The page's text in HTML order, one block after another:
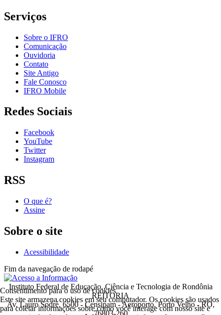
Serviços
Sobre o IFRO
Comunicação
Ouvidoria
Contato
Site Antigo
Fale Conosco
IFRO Mobile
Redes Sociais
Facebook
YouTube
Twitter
Instagram
RSS
O que é?
Assine
Sobre o site
Acessibilidade
Fim da navegação de rodapé
Instituto Federal de Educação, Ciência e Tecnologia de Rondônia
REITORIA
Av. Lauro Sodré, 6500 - Censipam - Aeroporto, Porto Velho - RO,
76803-260
Consentimento para o uso de cookies
Este site armazena cookies em seu computador. Os cookies são usados
para coletar informações sobre como você interage com nosso site e